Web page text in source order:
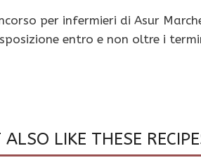
per infermieri di Asur
entro e non oltre i
LIKE THESE